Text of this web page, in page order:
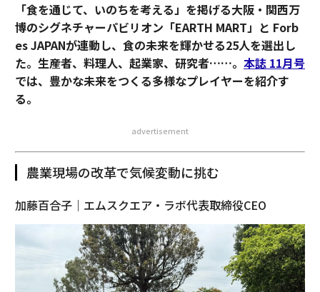
「食を通じて、いのちを考える」を掲げる大阪・関西万
博のシグネチャーパビリオン「EARTH MART」と Forb
es JAPANが連動し、食の未来を輝かせる25人を選出し
た。生産者、料理人、起業家、研究者……。 本誌 11月号
では、豊かな未来をつくる多様なプレイヤーを紹介す
る。
advertisement
農業現場の改革で気候変動に挑む
加藤百合子｜エムスクエア・ラボ代表取締役CEO